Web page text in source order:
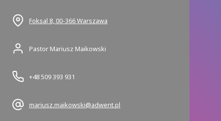
Foksal 8, 00-366 Warszawa
Pastor Mariusz Maikowski
+48 509 393 931
mariusz.maikowski@adwent.pl